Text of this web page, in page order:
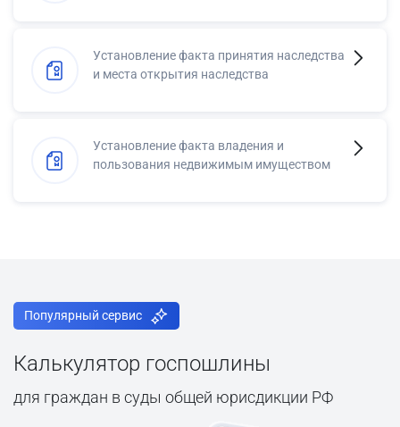
Установление факта принятия наследства
и места открытия наследства
Установление факта владения и
пользования недвижимым имуществом
Популярный сервис
Калькулятор госпошлины
для граждан в суды общей юрисдикции РФ